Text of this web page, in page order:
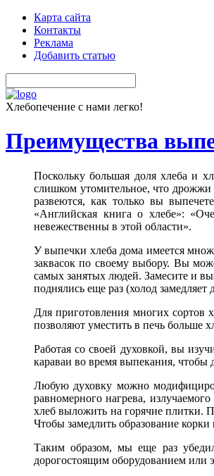
Карта сайта
Контакты
Реклама
Добавить статью
Хлебопечение с нами легко!
Преимущества
Поскольку большая доля хлеба и
слишком утомительное, что дрожжи
развеются, как только вы
«Английская книга о хлебе»:
невежественны в этой области».
У выпечки хлеба дома имеется
заквасок по своему выбору. Вы
самых занятых людей. Замесите и
поднялись еще раз (холод
Для приготовления многих сортов
позволяют уместить в печь больше
Работая со своей духовкой, вы
караваи во время выпекания, чтобы
Любую духовку можно
равномерного нагрева,
хлеб выложить на горячие плитки.
Чтобы замедлить образование
Таким образом, мы еще раз
дорогостоящим оборудованием или